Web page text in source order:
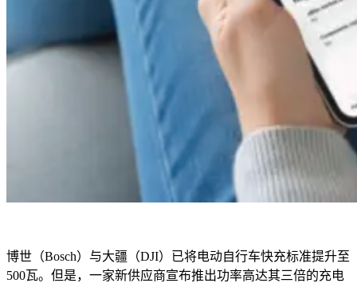
博世（Bosch）与大疆（DJI）已将电动自行车快充标准提升至
500瓦。但是，一家新供应商宣布推出功率高达其三倍的充电